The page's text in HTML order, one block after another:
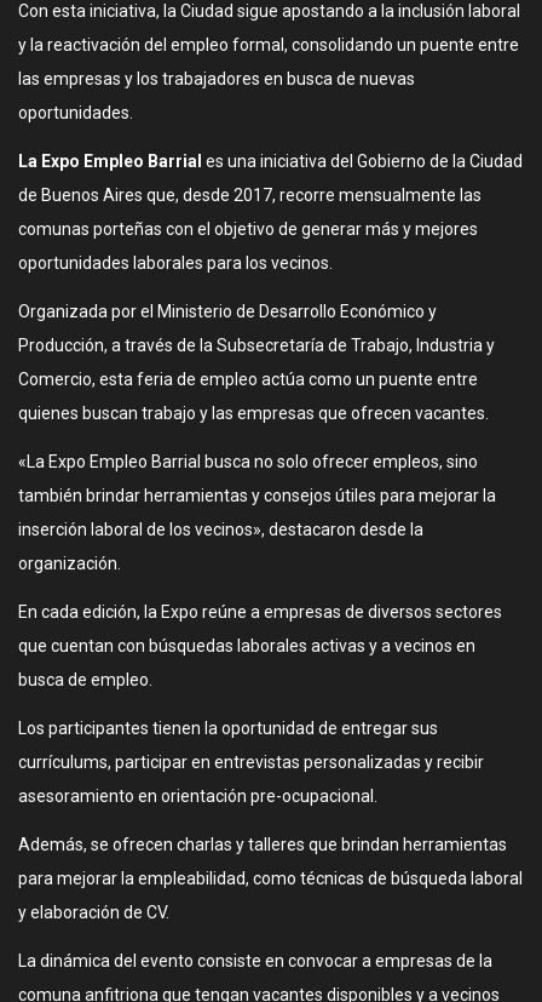
Con esta iniciativa, la Ciudad sigue apostando a la inclusión laboral
y la reactivación del empleo formal, consolidando un puente entre
las empresas y los trabajadores en busca de nuevas
oportunidades.
La Expo Empleo Barrial es una iniciativa del Gobierno de la Ciudad
de Buenos Aires que, desde 2017, recorre mensualmente las
comunas porteñas con el objetivo de generar más y mejores
oportunidades laborales para los vecinos.
Organizada por el Ministerio de Desarrollo Económico y
Producción, a través de la Subsecretaría de Trabajo, Industria y
Comercio, esta feria de empleo actúa como un puente entre
quienes buscan trabajo y las empresas que ofrecen vacantes.
«La Expo Empleo Barrial busca no solo ofrecer empleos, sino
también brindar herramientas y consejos útiles para mejorar la
inserción laboral de los vecinos», destacaron desde la
organización.
En cada edición, la Expo reúne a empresas de diversos sectores
que cuentan con búsquedas laborales activas y a vecinos en
busca de empleo.
Los participantes tienen la oportunidad de entregar sus
currículums, participar en entrevistas personalizadas y recibir
asesoramiento en orientación pre-ocupacional.
Además, se ofrecen charlas y talleres que brindan herramientas
para mejorar la empleabilidad, como técnicas de búsqueda laboral
y elaboración de CV.
La dinámica del evento consiste en convocar a empresas de la
comuna anfitriona que tengan vacantes disponibles y a vecinos